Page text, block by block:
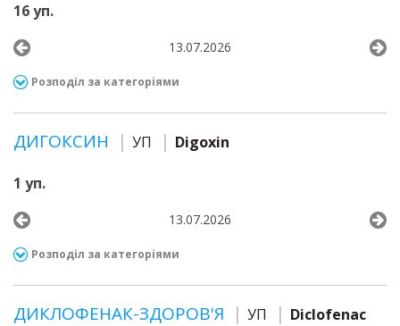
16 уп.
13.07.2026
Розподіл за категоріями
ДИГОКСИН УП Digoxin
1 уп.
13.07.2026
Розподіл за категоріями
ДИКЛОФЕНАК-ЗДОРОВ'Я УП Diclofenac